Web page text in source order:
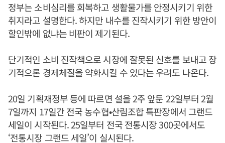
정부는 소비심리를 회복하고 생활물가를 안정시키기 위한
취지라고 설명한다. 하지만 내수를 진작시키기 위한 방안이
할인밖에 없냐는 비판이 제기된다.
단기적인 소비 진작책으로 시장에 잘못된 신호를 보내고 장
기적으론 경제체질을 약화시킬 수 있다는 우려도 나온다.
20일 기획재정부 등에 따르면 설을 2주 앞둔 22일부터 2월
7일까지 17일간 전국 농수협•산림조합 특판장에서 그랜드
세일이 시작된다. 25일부터 전국 전통시장 300곳에서도
‘전통시장 그랜드 세일’이 실시된다.